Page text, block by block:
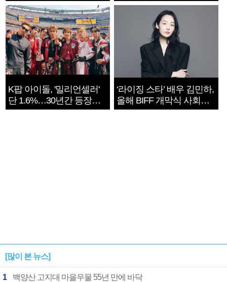
지는 ‘전쟁 속죄’
K팝 아이돌, '밀리언셀러'
단 1.6%…30년간 등장
1182개팀 전수조사
‘라이징 스타’ 배우 김민하,
올해 BIFF 개막식 사회자
확정
[많이 본 뉴스]
1 백양산 고지대 마을우물 55년 만에 바닥